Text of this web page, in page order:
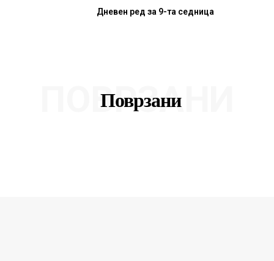
Дневен ред за 9-та седница
Поврзани
ПОВРЗАНИ